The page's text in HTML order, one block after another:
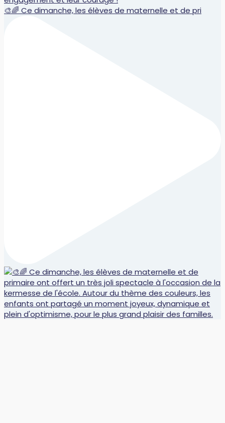
🎨🌈 Ce dimanche, les élèves de maternelle et de pri